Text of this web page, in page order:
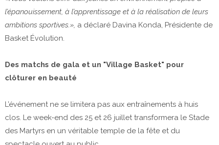
l’épanouissement, à l’apprentissage et à la réalisation de leurs
ambitions sportives.», a déclaré Davina Konda, Présidente de
Basket Évolution.
​Des matchs de gala et un "Village Basket" pour
clôturer en beauté
​L’événement ne se limitera pas aux entraînements à huis
clos. Le week-end des 25 et 26 juillet transformera le Stade
des Martyrs en un véritable temple de la fête et du